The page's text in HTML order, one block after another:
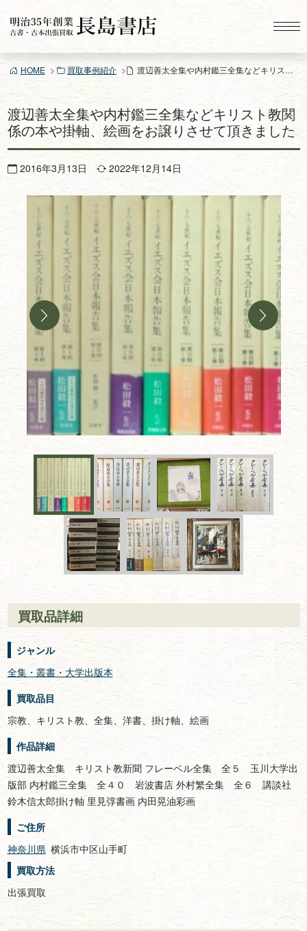
ン
ツ
ス
キ
HOME 買取事例紹介 渡辺善太全集や内村鑑三全集などキリスト教関係の本や掛軸、絵画をお譲りさせて頂きました
渡辺善太全集や内村鑑三全集などキリスト教関
係の本や掛軸、絵画をお譲りさせて頂きました
2016年3月13日 2022年12月14日
買取品詳細
ジャンル
全集・叢書・大学出版本
買取品目
宗教、キリスト教、全集、洋書、掛け軸、絵画
作品詳細
渡辺善太全集 キリスト教新聞 フレーベル全集 全５ 玉川大学出
版部 内村鑑三全集 全４０ 岩波書店 外村繁全集 全６ 講談社
鈴木信太郎掛け軸 里見弴書画 内田晃油彩画
ご住所
神奈川県 横浜市中区山手町
買取方法
出張買取